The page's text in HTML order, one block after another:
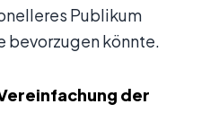
Publikum
bevorzugen könnte.
der